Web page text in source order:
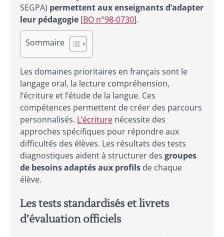
SEGPA) permettent aux enseignants d’adapter
leur pédagogie [BO n°98-0730].
Sommaire
Les domaines prioritaires en français sont le
langage oral, la lecture compréhension,
l’écriture et l’étude de la langue. Ces
compétences permettent de créer des parcours
personnalisés. L’écriture nécessite des
approches spécifiques pour répondre aux
difficultés des élèves. Les résultats des tests
diagnostiques aident à structurer des groupes
de besoins adaptés aux profils de chaque
élève.
Les tests standardisés et livrets
d’évaluation officiels